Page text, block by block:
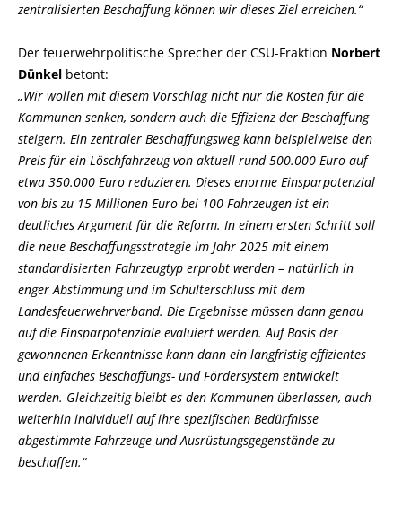
zentralisierten Beschaffung können wir dieses Ziel erreichen.“
Der feuerwehrpolitische Sprecher der CSU-Fraktion Norbert
Dünkel betont:
Wir wollen mit diesem Vorschlag nicht nur die Kosten für die
Kommunen senken, sondern auch die Effizienz der Beschaffung
steigern. Ein zentraler Beschaffungsweg kann beispielweise den
Preis für ein Löschfahrzeug von aktuell rund 500.000 Euro auf
etwa 350.000 Euro reduzieren. Dieses enorme Einsparpotenzial
von bis zu 15 Millionen Euro bei 100 Fahrzeugen ist ein
deutliches Argument für die Reform. In einem ersten Schritt soll
die neue Beschaffungsstrategie im Jahr 2025 mit einem
standardisierten Fahrzeugtyp erprobt werden – natürlich in
enger Abstimmung und im Schulterschluss mit dem
Landesfeuerwehrverband. Die Ergebnisse müssen dann genau
auf die Einsparpotenziale evaluiert werden. Auf Basis der
gewonnenen Erkenntnisse kann dann ein langfristig effizientes
und einfaches Beschaffungs- und Fördersystem entwickelt
werden. Gleichzeitig bleibt es den Kommunen überlassen, auch
weiterhin individuell auf ihre spezifischen Bedürfnisse
abgestimmte Fahrzeuge und Ausrüstungsgegenstände zu
beschaffen.“